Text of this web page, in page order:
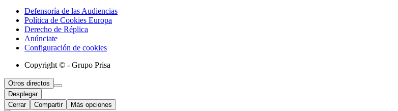
Defensoría de las Audiencias
Política de Cookies Europa
Derecho de Réplica
Anúnciate
Configuración de cookies
Copyright © - Grupo Prisa
Otros directos
Desplegar
Cerrar
Compartir Más opciones